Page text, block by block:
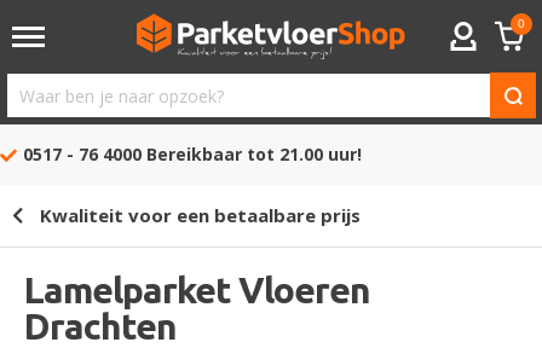
ACCOUNT
0
Waar
ben
opzoek?
0517 - 76 4000 Bereikbaar tot 21.00 uur!
Kwaliteit voor een betaalbare prijs
Lamelparket Vloeren
Drachten